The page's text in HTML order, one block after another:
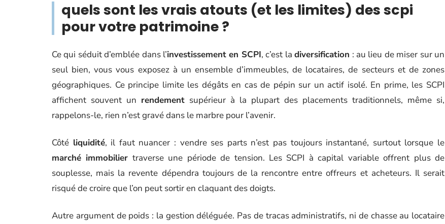
quels sont les vrais atouts (et les limites) des scpi
pour votre patrimoine ?
Ce qui séduit d’emblée dans l’investissement en SCPI, c’est ladiversification : au lieu de miser sur un
seul bien, vous vous exposez à un ensemble d’immeubles, de locataires, de secteurs et de zones
géographiques. Ce principe limite les dégâts en cas de pépin sur un actif isolé. En prime, les SCPI
affichent souvent un rendement supérieur à la plupart des placements traditionnels, même si,
rappelons-le, rien n’est gravé dans le marbre pour l’avenir.
Côté liquidité, il faut nuancer : vendre ses parts n’est pas toujours instantané, surtout lorsque le
marché immobilier traverse une période de tension. Les SCPI à capital variable offrent plus de
souplesse, mais la revente dépendra toujours de la rencontre entre offreurs et acheteurs. Il serait
risqué de croire que l’on peut sortir en claquant des doigts.
Autre argument de poids : la gestion déléguée. Pas de tracas administratifs, ni de chasse au locataire